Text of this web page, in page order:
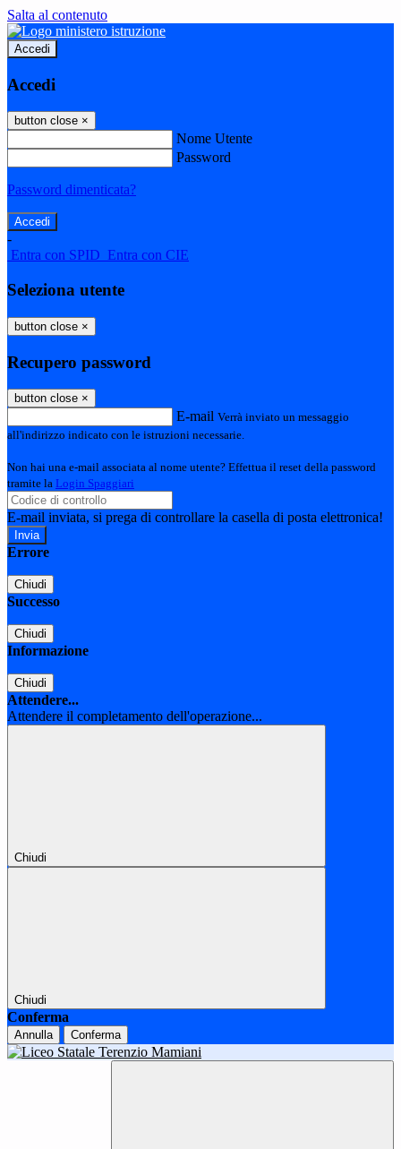
Salta al contenuto
Accedi
Accedi
button close ×
Nome Utente
Password
Password dimenticata?
-
Entra con SPID Entra con CIE
Seleziona utente
button close ×
Recupero password
button close ×
E-mail Verrà inviato un messaggio
all'indirizzo indicato con le istruzioni necessarie.
Non hai una e-mail associata al nome utente? Effettua il reset della password
tramite la Login Spaggiari
E-mail inviata, si prega di controllare la casella di posta elettronica!
Errore
Chiudi
Successo
Chiudi
Informazione
Chiudi
Attendere...
Attendere il completamento dell'operazione...
Chiudi
Chiudi
Conferma
Annulla Conferma